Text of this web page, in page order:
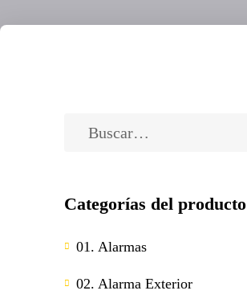
Categorías del producto
01. Alarmas
02. Alarma Exterior